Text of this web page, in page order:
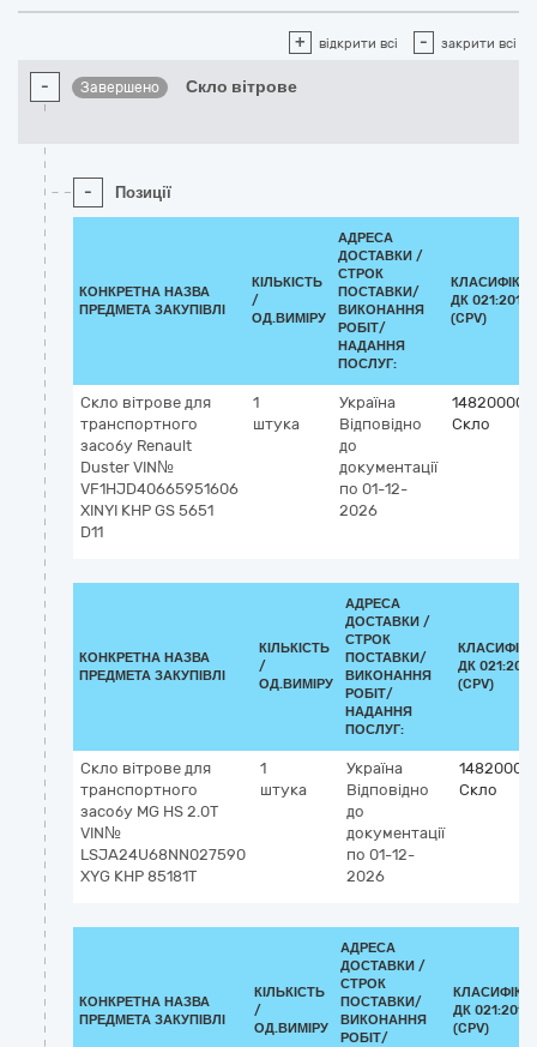
+ відкрити всі - закрити всі
- Завершено Скло вітрове
- Позиції
КОНКРЕТНА НАЗВА
ПРЕДМЕТА ЗАКУПІВЛІ
КІЛЬКІСТЬ
/
ОД.ВИМІРУ
АДРЕСА
ДОСТАВКИ /
СТРОК
ПОСТАВКИ/
ВИКОНАННЯ
РОБІТ/
НАДАННЯ
ПОСЛУГ:
ДК 021:2015
(CPV)
Скло вітрове для
транспортного
засобу Renault
Duster VIN№
VF1HJD40665951606
XINYI КНР GS 5651
D11
1
штука
Україна
Відповідно
до
документації
по 01-12-
2026
14820000-
Скло
КОНКРЕТНА НАЗВА
ПРЕДМЕТА ЗАКУПІВЛІ
КІЛЬКІСТЬ
/
ОД.ВИМІРУ
АДРЕСА
ДОСТАВКИ /
СТРОК
ПОСТАВКИ/
ВИКОНАННЯ
РОБІТ/
НАДАННЯ
ПОСЛУГ:
ДК 021:2015
(CPV)
Скло вітрове для
транспортного
засобу МG HS 2.0Т
VIN№
LSJА24U68NN027590
XYG КНР 85181T
1
штука
Україна
Відповідно
до
документації
по 01-12-
2026
Скло
КОНКРЕТНА НАЗВА
ПРЕДМЕТА ЗАКУПІВЛІ
КІЛЬКІСТЬ
/
ОД.ВИМІРУ
АДРЕСА
ДОСТАВКИ /
СТРОК
ПОСТАВКИ/
ВИКОНАННЯ
РОБІТ/
ДК 021:2015
(CPV)